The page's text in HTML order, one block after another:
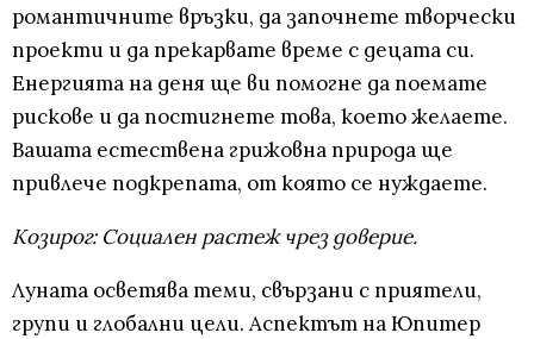
романтичните връзки, да започнете творчески
проекти и да прекарвате време с децата си.
Енергията на деня ще ви помогне да поемате
рискове и да постигнете това, което желаете.
Вашата естествена грижовна природа ще
привлече подкрепата, от която се нуждаете.
Козирог: Социален растеж чрез доверие.
Луната осветява теми, свързани с приятели,
групи и глобални цели. Аспектът на Юпитер